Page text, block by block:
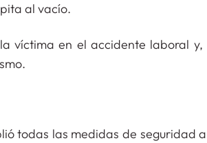
al vacío.
víctima en el accidente laboral
todas las medidas de seguridad